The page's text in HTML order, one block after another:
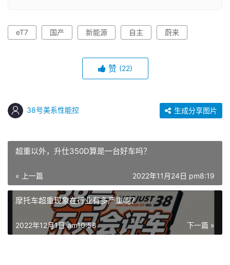
eT7 国产 新能源 自主 蔚来
赞 (22)
38号美系性能控 生成分享图片
超重以外，升仕350D算是一台好车吗？
« 上一篇 2022年11月24日 pm8:19
摩托车超重现象在行业有多严重呢？
下一篇 »
2022年12月1日 am10:58